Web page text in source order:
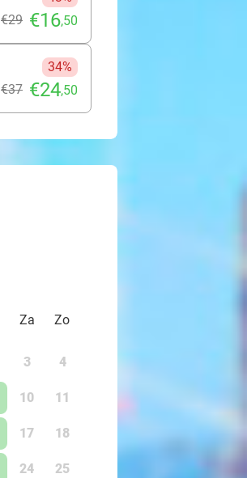
€29 €16,50
34%
€37 €24,50
Za Zo
3 4
10 11
17 18
24 25